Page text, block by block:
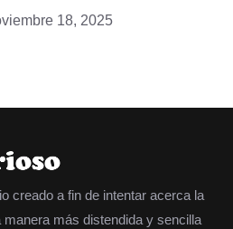
18, 2025
creado a fin de intentar acerca la
manera más distendida y sencilla